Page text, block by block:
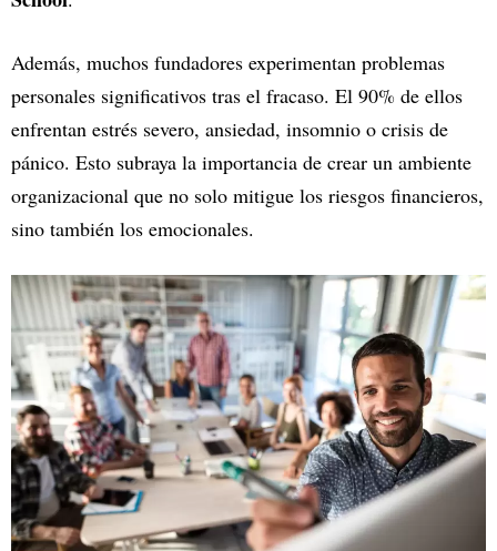
Además, muchos fundadores experimentan problemas
personales significativos tras el fracaso. El 90% de ellos
enfrentan estrés severo, ansiedad, insomnio o crisis de
pánico. Esto subraya la importancia de crear un ambiente
organizacional que no solo mitigue los riesgos financieros,
sino también los emocionales.